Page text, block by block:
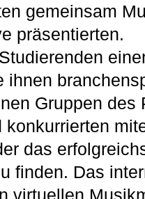
gemeinsam
präsentierten.
ihnen
Gruppen des
das
finden. Das
virtuellen